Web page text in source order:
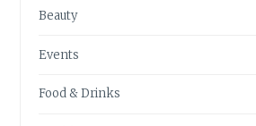
Beauty
Events
Food & Drinks